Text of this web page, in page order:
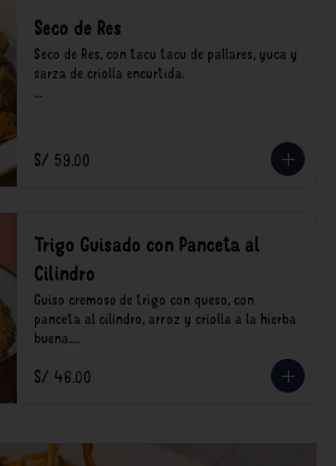
Seco de Res
Seco de Res, con tacu tacu de pallares, yuca y
sarza de criolla encurtida.
consumo.
S/ 59.00
Trigo Guisado con Panceta al
Cilindro
Guiso cremoso de trigo con queso, con
panceta al cilindro, arroz y criolla a la hierba
buena.
*Nuestros precios están expresados en soles e
S/ 46.00